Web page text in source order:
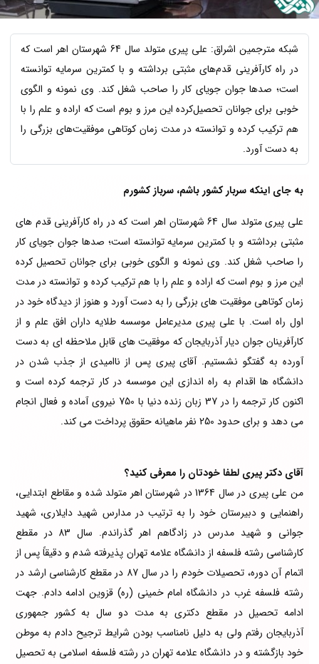
شبکه مترجمین اشراق: علی پیری متولد سال 64 شهرستان اهر است که
در راه کارآفرینی قدم‌های مثبتی برداشته و با کمترین سرمایه توانسته
است؛ صدها جوان جویای کار را صاحب شغل کند. وی نمونه و الگوی
خوبی برای جوانان تحصیل‌کرده این مرز و بوم است که اراده و علم را با
هم ترکیب کرده و توانسته در مدت زمان کوتاهی موفقیت‌های بزرگی را
به دست آورد.
به جای اینکه سربار کشور باشم، سرباز کشورم
علی پیری متولد سال 64 شهرستان اهر است که در راه کارآفرینی قدم های
مثبتی برداشته و با کمترین سرمایه توانسته است؛ صدها جوان جویای کار
را صاحب شغل کند. وی نمونه و الگوی خوبی برای جوانان تحصیل کرده
این مرز و بوم است که اراده و علم را با هم ترکیب کرده و توانسته در مدت
زمان کوتاهی موفقیت های بزرگی را به دست آورد و هنوز از دیدگاه خود در
اول راه است. با علی پیری مدیرعامل موسسه طلایه داران افق علم و از
کارآفرینان جوان دیار آذربایجان که موفقیت های قابل ملاحظه ای به دست
آورده به گفتگو نشستیم. آقای پیری پس از ناامیدی از جذب شدن در
دانشگاه ها اقدام به راه اندازی این موسسه در کار ترجمه کرده است و
اکنون کار ترجمه را در 37 زبان زنده دنیا با 750 نیروی آماده و فعال انجام
می دهد و برای حدود 250 نفر ماهیانه حقوق پرداخت می کند.
آقای دکتر پیری لطفا خودتان را معرفی کنید؟
من علی پیری در سال 1364 در شهرستان اهر متولد شده و مقاطع ابتدایی،
راهنمایی و دبیرستان خود را به ترتیب در مدارس شهید دایلاری، شهید
جوانی و شهید مدرس در زادگاهم اهر گذراندم. سال 83 در مقطع
کارشناسی رشته فلسفه از دانشگاه علامه تهران پذیرفته شدم و دقیقاً پس از
اتمام آن دوره، تحصیلات خودم را در سال 87 در مقطع کارشناسی ارشد در
رشته فلسفه غرب در دانشگاه امام خمینی (ره) قزوین ادامه دادم. جهت
ادامه تحصیل در مقطع دکتری به مدت دو سال به کشور جمهوری
آذربایجان رفتم ولی به دلیل نامناسب بودن شرایط ترجیح دادم به موطن
خود بازگشته و در دانشگاه علامه تهران در رشته فلسفه اسلامی به تحصیل